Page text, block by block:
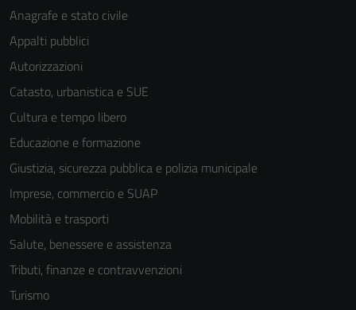
Anagrafe e stato civile
Appalti pubblici
Autorizzazioni
Catasto, urbanistica e SUE
Cultura e tempo libero
Educazione e formazione
Giustizia, sicurezza pubblica e polizia municipale
Imprese, commercio e SUAP
Mobilità e trasporti
Salute, benessere e assistenza
Tributi, finanze e contravvenzioni
Turismo